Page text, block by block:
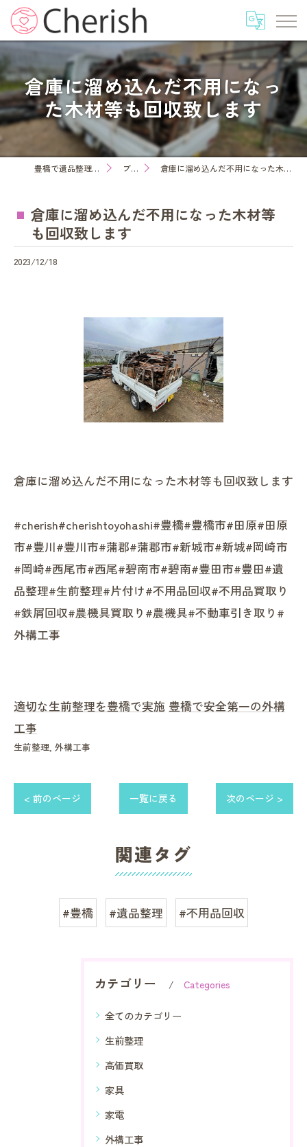
倉庫に溜め込んだ不用になっ
た木材等も回収致します
豊橋で遺品整理ならcherish ブログ 倉庫に溜め込んだ不用になった木材等も回収致します
倉庫に溜め込んだ不用になった木材等
も回収致します
2023/12/18
倉庫に溜め込んだ不用になった木材等も回収致します
#cherish#cherishtoyohashi#豊橋#豊橋市#田原#田原
市#豊川#豊川市#蒲郡#蒲郡市#新城市#新城#岡崎市
#岡崎#西尾市#西尾#碧南市#碧南#豊田市#豊田#遺
品整理#生前整理#片付け#不用品回収#不用品買取り
#鉄屑回収#農機具買取り#農機具#不動車引き取り#
外構工事
適切な生前整理を豊橋で実施 豊橋で安全第一の外構
工事
生前整理 外構工事
< 前のページ 一覧に戻る 次のページ >
関連タグ
#豊橋 #遺品整理 #不用品回収
カテゴリー Categories
全てのカテゴリー
生前整理
高価買取
家具
家電
外構工事